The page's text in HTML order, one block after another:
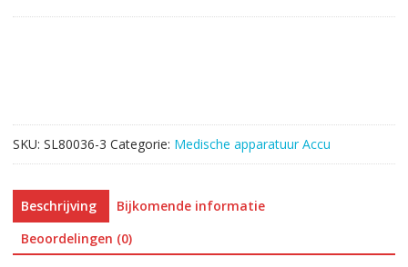
V
Spectrum,Spectrum
OR,Trio,IPM9800
aantal
SKU: SL80036-3 Categorie: Medische apparatuur Accu
Beschrijving
Bijkomende informatie
Beoordelingen (0)